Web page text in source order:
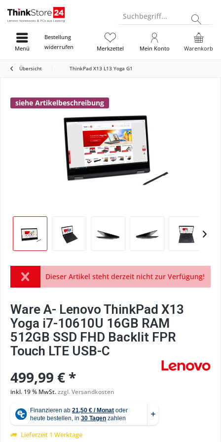
Suchbegriff...
Bestellung
widerrufen
Warenkorb
Merkzettel Mein Konto
Menü
Übersicht ThinkPad X13 L13 Yoga G1
siehe Artikelbeschreibung
Dieser Artikel steht derzeit nicht zur Verfügung!
Ware A- Lenovo ThinkPad X13
Yoga i7-10610U 16GB RAM
512GB SSD FHD Backlit FPR
Touch LTE USB-C
499,99 € *
inkl. 19 % MwSt.zzgl. Versandkosten
Lieferzeit 1 Werktage